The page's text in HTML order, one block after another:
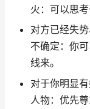
火：可以思考
对方已经失
不确定：你
线来。
对于你明显
人物：优先